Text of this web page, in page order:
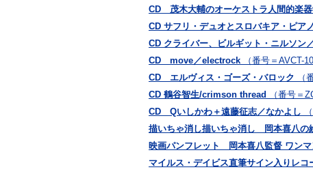
CD 茂木大輔のオーケストラ人間的楽
CD サフリ・デュオとスロバキア・ピア
CD クライバー、ビルギット・ニルソ
CD move／electrock
（番号＝AVCT-
CD エルヴィス・ゴーズ・バロック
（
CD 鶴谷智生/crimson thread
（番号＝
CD Qいしかわ＋遠藤征志／なかよし
描いちゃ消し描いちゃ消し 岡本喜八
映画パンフレット 岡本喜八監督 ワン
マイルス・デイビス直筆サイン入りレ